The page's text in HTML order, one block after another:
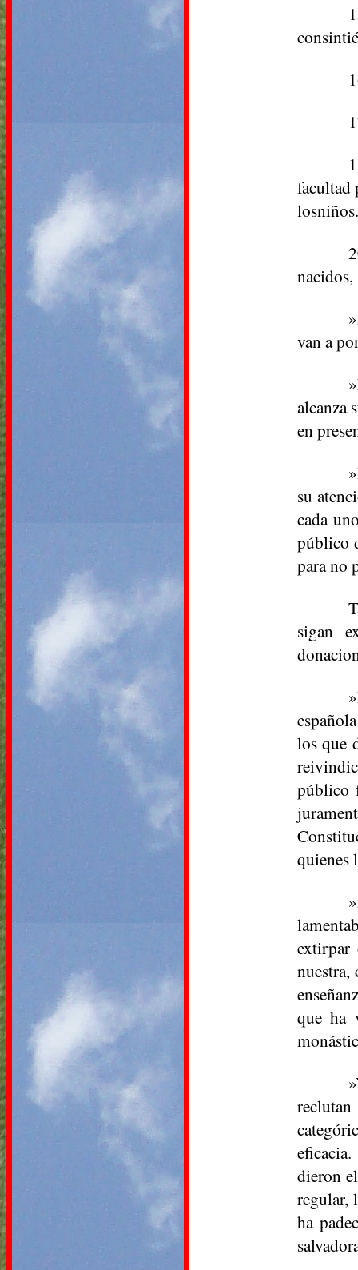
facultad
losniños.
van a
alcanza
en
su
cada
público
para no
sigan
los que
público
quienes
extirpar
que ha
dieron
regular,
ha